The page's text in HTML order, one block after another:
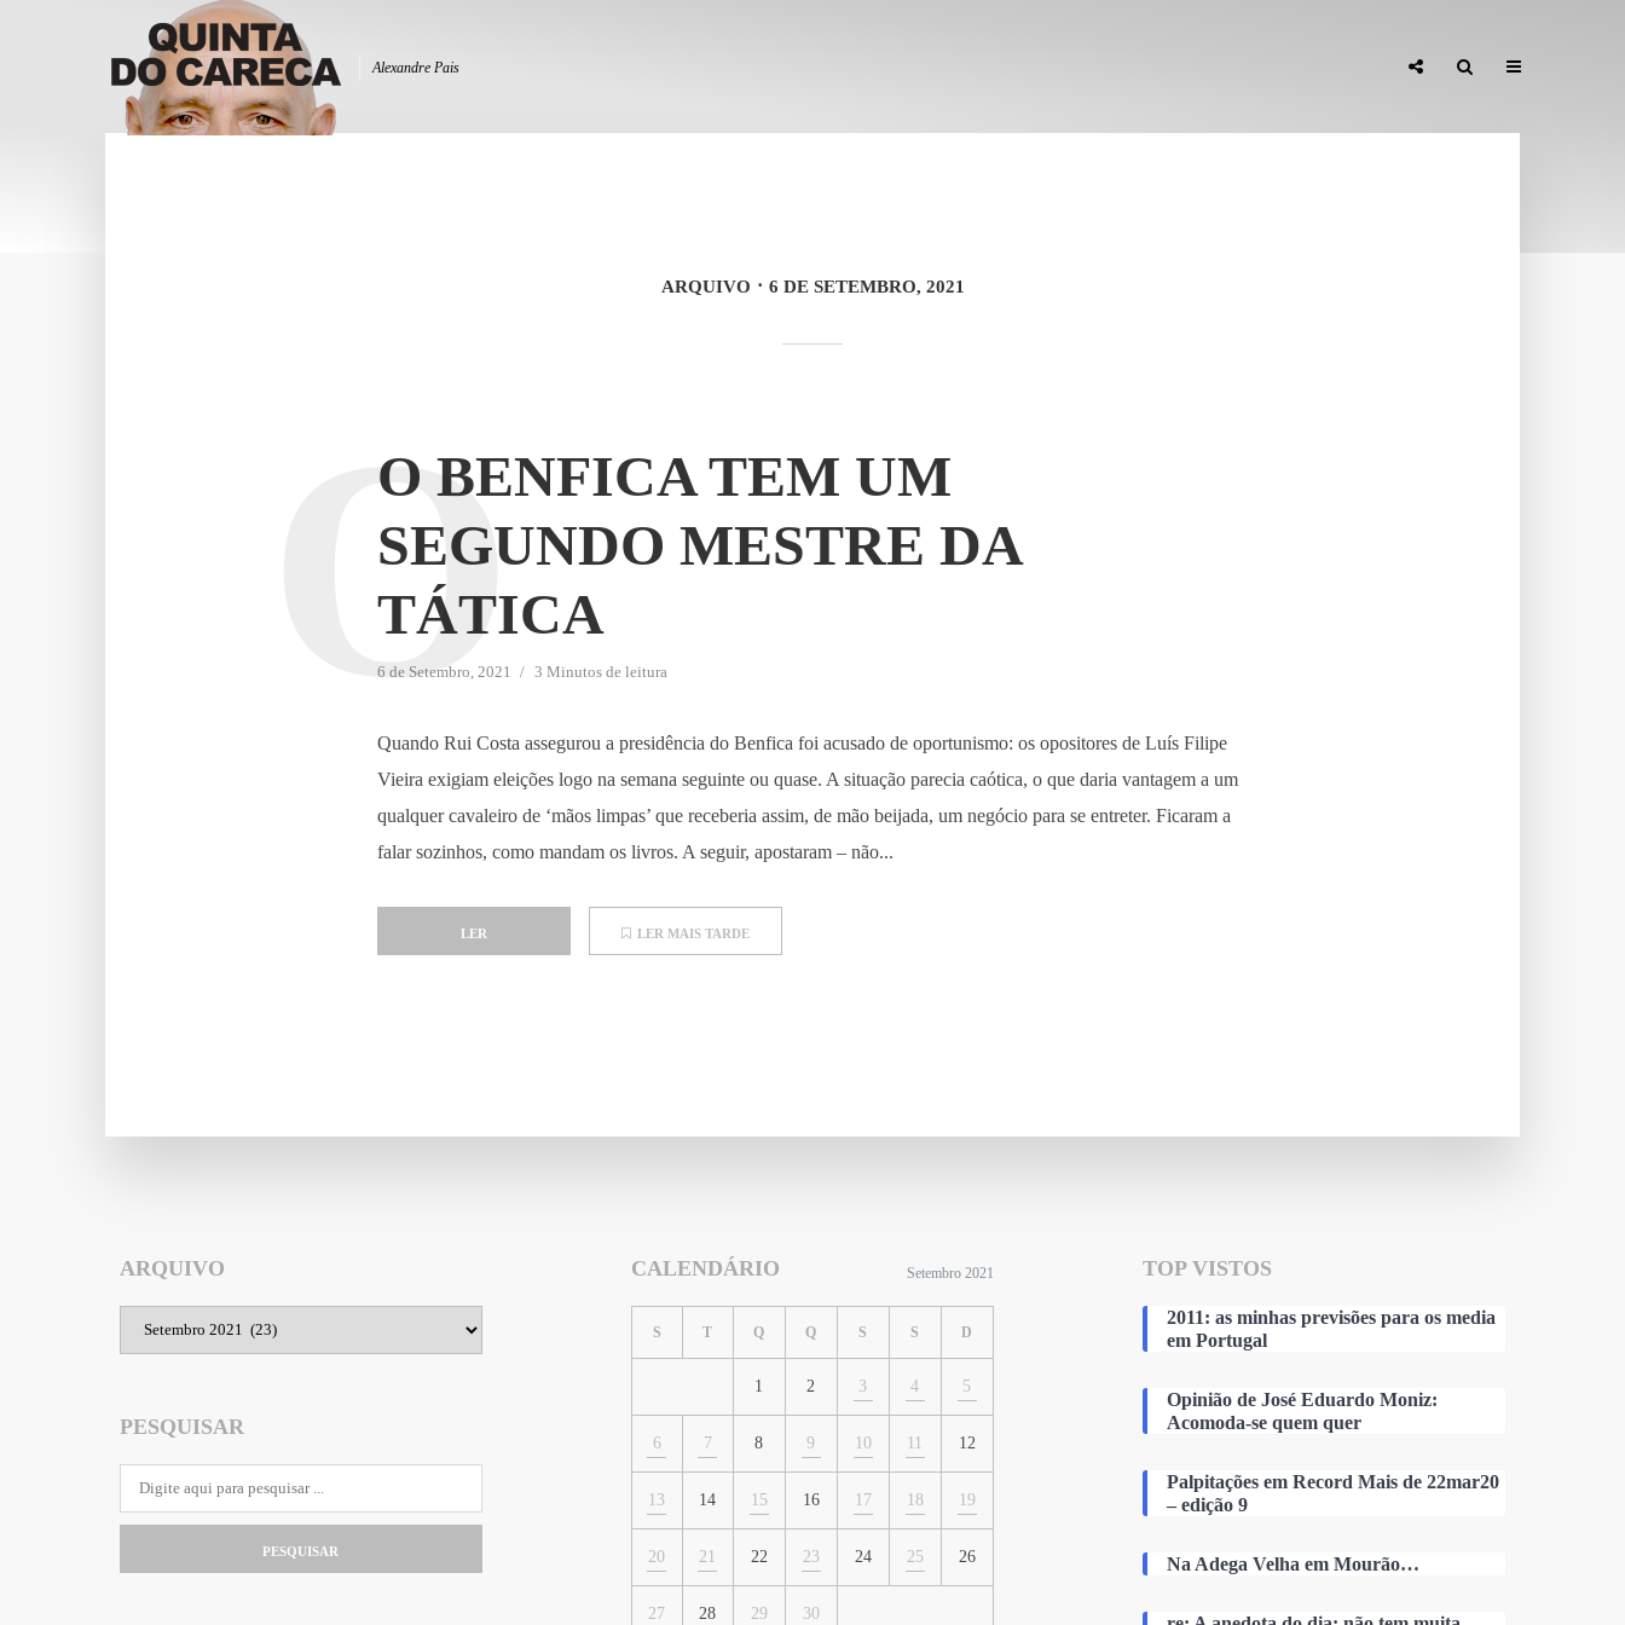
Alexandre Pais
ARQUIVO 6 DE SETEMBRO, 2021
O BENFICA TEM UM
SEGUNDO MESTRE DA
TÁTICA
6 de Setembro, 2021 3 Minutos de leitura
O
Quando Rui Costa assegurou a presidência do Benfica foi acusado de oportunismo: os opositores de Luís Filipe
Vieira exigiam eleições logo na semana seguinte ou quase. A situação parecia caótica, o que daria vantagem a um
qualquer cavaleiro de ‘mãos limpas’ que receberia assim, de mão beijada, um negócio para se entreter. Ficaram a
falar sozinhos, como mandam os livros. A seguir, apostaram – não...
LER LER MAIS TARDE
ARQUIVO
Arquivo
PESQUISAR
PESQUISAR
CALENDÁRIO Setembro 2021
S T Q Q S S D
1 2 3 4 5
6 7 8 9 10 11 12
13 14 15 16 17 18 19
20 21 22 23 24 25 26
27 28 29 30
TOP VISTOS
2011: as minhas previsões para os media
em Portugal
Opinião de José Eduardo Moniz:
Acomoda-se quem quer
Palpitações em Record Mais de 22mar20
– edição 9
Na Adega Velha em Mourão…